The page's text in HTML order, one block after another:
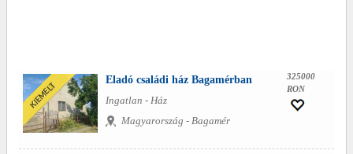
Eladó családi ház Bagamérban
Ingatlan - Ház
Magyarország - Bagamér
325000
RON